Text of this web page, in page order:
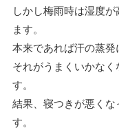
しかし梅雨時は湿度
ます。
本来であれば汗の蒸発
それがうまくいかな
す。
結果、寝つきが悪く
す。